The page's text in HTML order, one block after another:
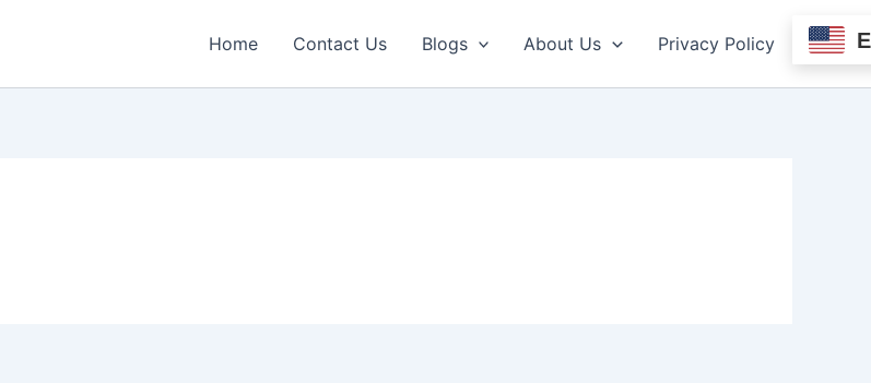
Home Contact Us Blogs About Us Privacy Policy